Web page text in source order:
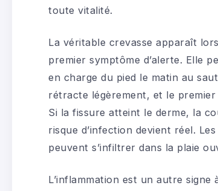
toute vitalité.
La véritable crevasse apparaît
premier symptôme d’alerte. Elle
en charge du pied le matin au
rétracte légèrement, et le
Si la fissure atteint le derme, la
risque d’infection devient réel.
peuvent s’infiltrer dans la plaie
L’inflammation est un autre